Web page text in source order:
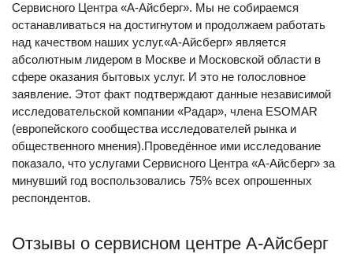
Сервисного Центра «А-Айсберг». Мы не собираемся
останавливаться на достигнутом и продолжаем работать
над качеством наших услуг.«А-Айсберг» является
абсолютным лидером в Москве и Московской области в
сфере оказания бытовых услуг. И это не голословное
заявление. Этот факт подтверждают данные независимой
исследовательской компании «Радар», члена ESOMAR
(европейского сообщества исследователей рынка и
общественного мнения).Проведённое ими исследование
показало, что услугами Сервисного Центра «А-Айсберг» за
минувший год воспользовались 75% всех опрошенных
респондентов.
Отзывы о сервисном центре А-Айсберг